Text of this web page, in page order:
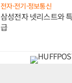
전자·전기·정보통신
삼성전자 넷리스트와
급